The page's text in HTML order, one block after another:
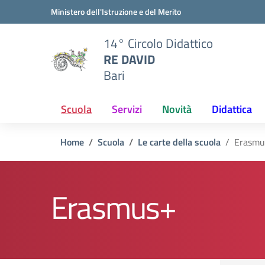
Vai ai contenuti
Vai al menu di navigazioneMinistero dell'Istruzione e del Merito
14° Circolo Didattico
RE DAVID
Bari
Scuola Servizi Novità Didattica
Home Scuola Le carte della scuola
Erasmus+